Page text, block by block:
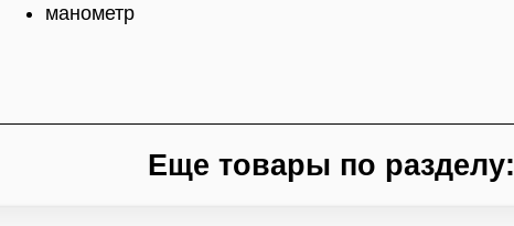
манометр
Еще товары по разделу: